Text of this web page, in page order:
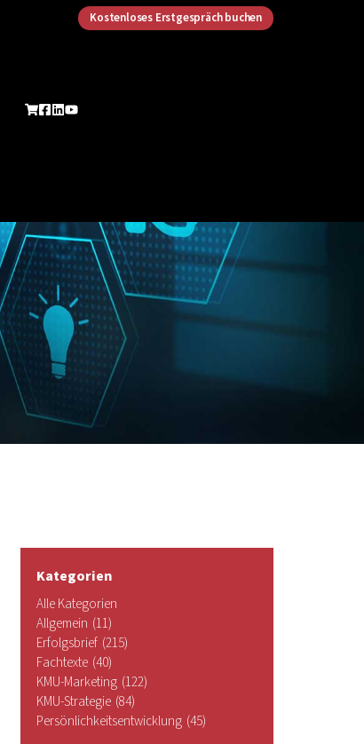
Kostenloses Erstgespräch buchen
Kategorien
Alle Kategorien
Allgemein (11)
Erfolgsbrief (215)
Fachtexte (40)
KMU-Marketing (122)
KMU-Strategie (84)
Persönlichkeitsentwicklung (45)